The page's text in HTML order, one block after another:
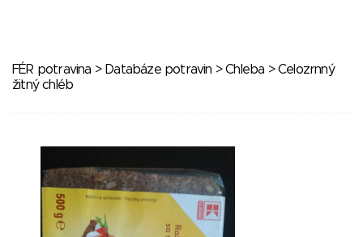
FÉR potravina > Databáze potravin >Chleba > Celozrnný
žitný chléb